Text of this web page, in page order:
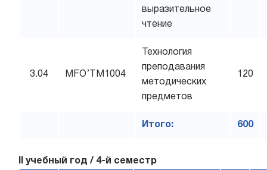
выразительное
чтение
3.04 MFO’TM1004
Технология
преподавания
методических
предметов
120
Итого: 600
II учебный год / 4-й семестр